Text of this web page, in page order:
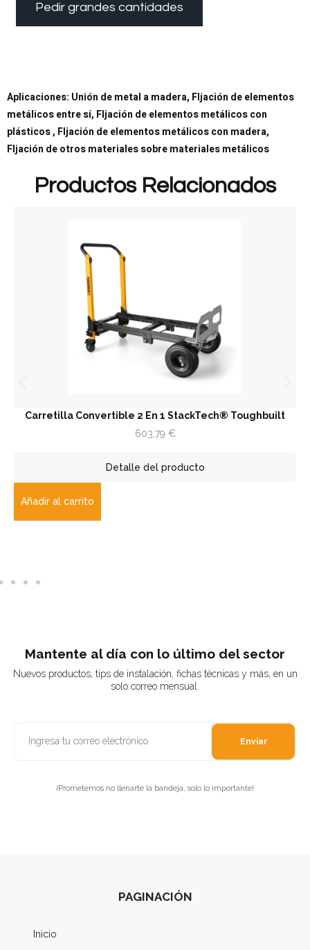
Pedir grandes cantidades
Aplicaciones: Unión de metal a madera, FIjación de elementos
metálicos entre sí, FIjación de elementos metálicos con
plásticos , FIjación de elementos metálicos con madera,
FIjación de otros materiales sobre materiales metálicos
Productos Relacionados
Carretilla Convertible 2 En 1 StackTech® Toughbuilt
603,79 €
Detalle del producto
Añadir al carrito
Mantente al día con lo último del sector
Nuevos productos, tips de instalación, fichas técnicas y más, en un
solo correo mensual.
Enviar
¡Prometemos no llenarte la bandeja, solo lo importante!
PAGINACIÓN
Inicio